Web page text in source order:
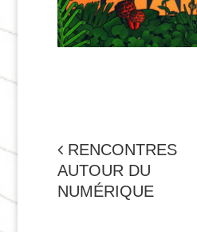
NAVIGATION
DE
L'ARTICLE
RENCONTRES
AUTOUR DU
NUMÉRIQUE